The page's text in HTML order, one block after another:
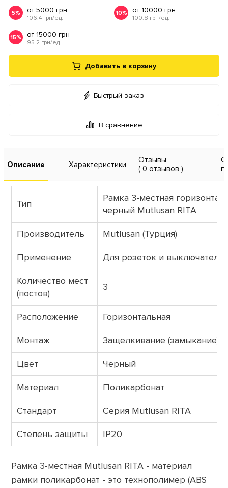
5% от 5000 грн
106.4 грн/ед.
10% от 10000 грн
100.8 грн/ед.
15% от 15000 грн
95.2 грн/ед.
Добавить в корзину
Быстрый заказ
В сравнение
Описание Характеристики
Отзывы
( 0 отзывов )
Тип
Рамка 3-местная
черный Mutlusan RITA
Производитель Mutlusan (Турция)
Применение Для розеток и
Количество мест
(постов)
3
Расположение Горизонтальная
Монтаж Защелкивание (замыкание)
Цвет Черный
Материал Поликарбонат
Стандарт Серия Mutlusan RITA
Cтепень защиты IP20
Рамка 3-местная Mutlusan RITA - материал
рамки поликарбонат - это технополимер (ABS